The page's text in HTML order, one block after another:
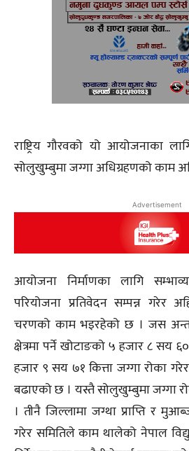
राष्ट्रिय गौरवको यो आयोजनाका
सोलुखुम्बुमा जग्गा अधिग्रहणको काम
Advertisement
आयोजना निर्माणका लागि
परियोजना प्रतिवेदन सम्पन्न गरेर
चरणको काम भइरहेको छ । जस
क्षेत्रमा पर्ने खोटाङको ५ हजार ८ सय
हजार ९ सय ७१ कित्ता जग्गा रोका
बढाएको छ । यस्तै सोलुखुम्बुमा जग्गा
। तीनै जिल्लामा जग्था प्राप्ति र
गरेर समितिले काम थालेको नेपाल